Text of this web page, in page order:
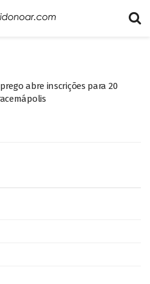
abre inscrições para 20